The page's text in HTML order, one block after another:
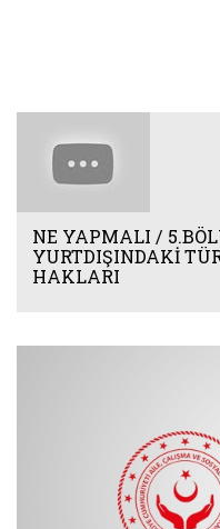
NE YAPMALI /
YURTDIŞINDAKİ
HAKLARI